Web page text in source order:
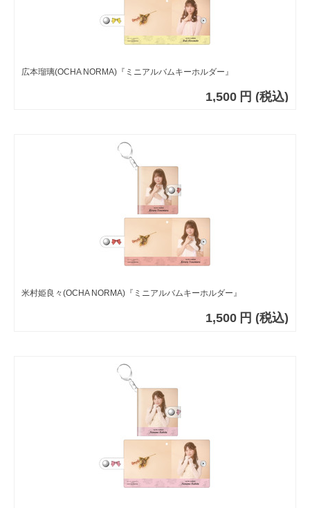
広本瑠璃(OCHA NORMA)『ミニアルバムキーホルダー』
1,500 円 (税込)
米村姫良々(OCHA NORMA)『ミニアルバムキーホルダー』
1,500 円 (税込)